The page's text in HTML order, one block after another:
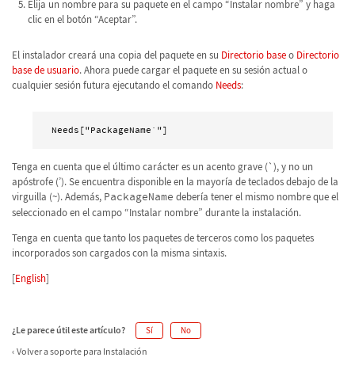
Elija un nombre para su paquete en el campo “Instalar nombre” y haga
clic en el botón “Aceptar”.
El instalador creará una copia del paquete en su Directorio baseo Directorio
base de usuario. Ahora puede cargar el paquete en su sesión actual o
cualquier sesión futura ejecutando el comando Needs:
Needs["PackageName`"]
Tenga en cuenta que el último carácter es un acento grave (`), y no un
apóstrofe (’). Se encuentra disponible en la mayoría de teclados debajo de la
virguilla (~). Además, PackageName debería tener el mismo nombre que el
seleccionado en el campo “Instalar nombre” durante la instalación.
Tenga en cuenta que tanto los paquetes de terceros como los paquetes
incorporados son cargados con la misma sintaxis.
[English]
¿Le parece útil este artículo? Sí No
Volver a soporte para Instalación